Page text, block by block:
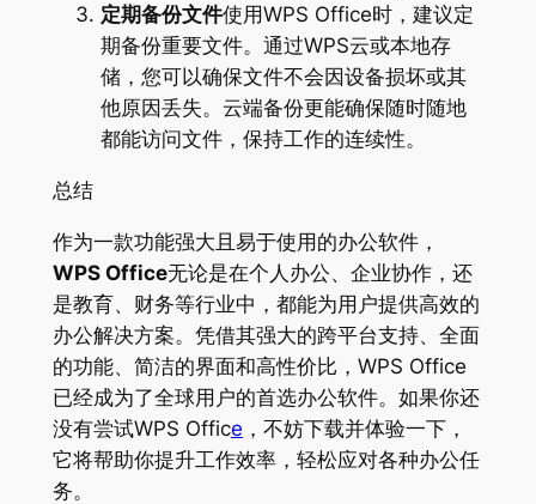
定期备份文件使用WPS Office时，建议定
期备份重要文件。通过WPS云或本地存
储，您可以确保文件不会因设备损坏或其
他原因丢失。云端备份更能确保随时随地
都能访问文件，保持工作的连续性。
总结
作为一款功能强大且易于使用的办公软件，
WPS Office无论是在个人办公、企业协作，还
是教育、财务等行业中，都能为用户提供高效的
办公解决方案。凭借其强大的跨平台支持、全面
的功能、简洁的界面和高性价比，WPS Office
已经成为了全球用户的首选办公软件。如果你还
没有尝试WPS Office ，不妨下载并体验一下，
它将帮助你提升工作效率，轻松应对各种办公任
务。